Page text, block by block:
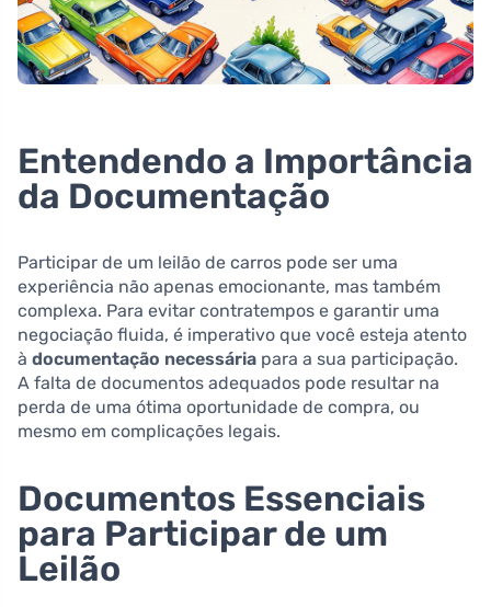
Entendendo a Importância
da Documentação
Participar de um leilão de carros pode ser uma
experiência não apenas emocionante, mas também
complexa. Para evitar contratempos e garantir uma
negociação fluida, é imperativo que você esteja atento
à documentação necessária para a sua participação.
A falta de documentos adequados pode resultar na
perda de uma ótima oportunidade de compra, ou
mesmo em complicações legais.
Documentos Essenciais
para Participar de um
Leilão